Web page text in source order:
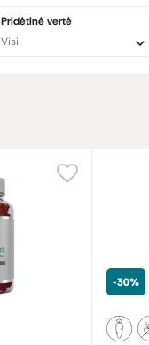
Pridėtinė vertė
Visi
-30%